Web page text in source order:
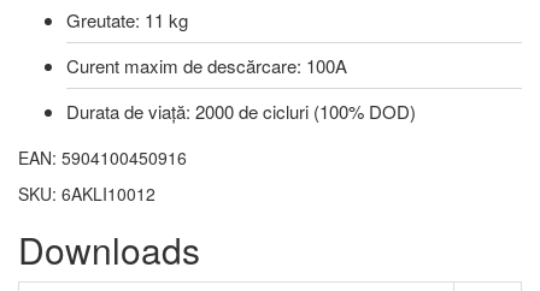
Greutate: 11 kg
Curent maxim de descărcare: 100A
Durata de viață: 2000 de cicluri (100% DOD)
EAN: 5904100450916
SKU: 6AKLI10012
Downloads